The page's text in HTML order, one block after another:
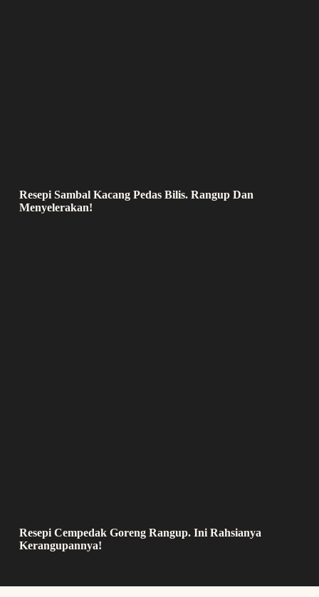
Resepi Sambal Kacang Pedas Bilis. Rangup Dan
Menyelerakan!
Resepi Cempedak Goreng Rangup. Ini Rahsianya
Kerangupannya!